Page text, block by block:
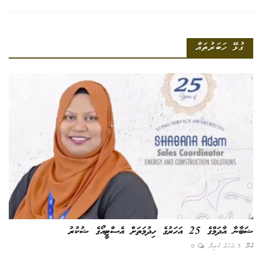
ގުޅޭ ހަބަރުތައް
ޝަބާނާ އާދަމްގެ 25 އަހަރުގެ ހިދުމަތަށް އެސްޓީއޯގެ ޝުކުރު
އުރޫ 3 އަހަރު ކުރިން 0